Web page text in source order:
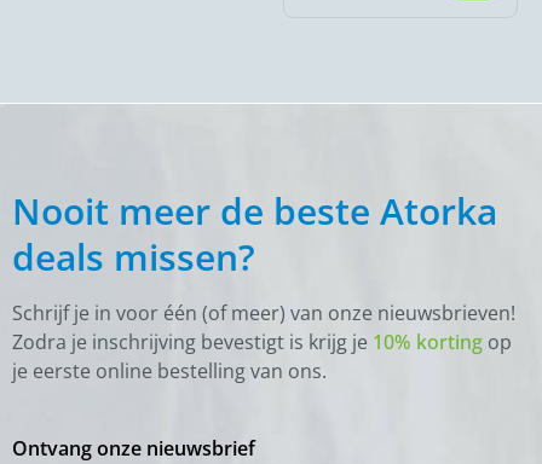
Nooit meer de beste Atorka
deals missen?
Schrijf je in voor één (of meer) van onze nieuwsbrieven!
Zodra je inschrijving bevestigt is krijg je 10% korting op
je eerste online bestelling van ons.
Ontvang onze nieuwsbrief